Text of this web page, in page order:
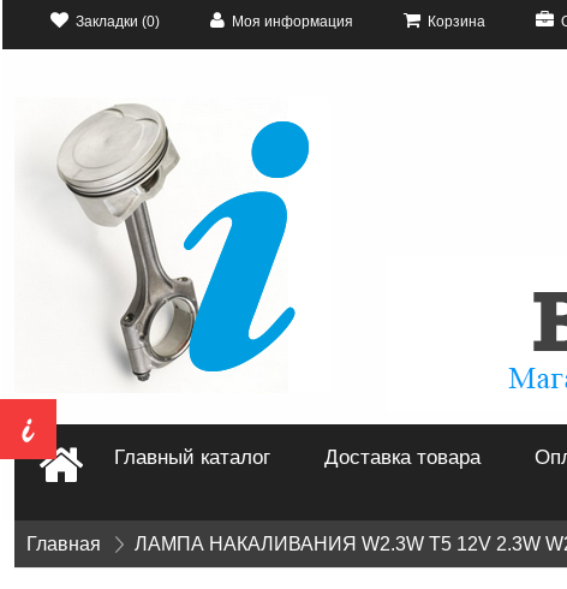
Закладки (0) Моя информация Корзина
Главный каталог Доставка товара
Главная » ЛАМПА НАКАЛИВАНИЯ W2.3W T5 12V 2.3W